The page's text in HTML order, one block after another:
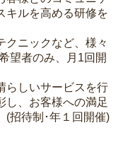
キルを高める研修を
クニックなど、様々
望者のみ、月1回開
らしいサービスを行
し、お客様への満足
(招待制･年１回開催)